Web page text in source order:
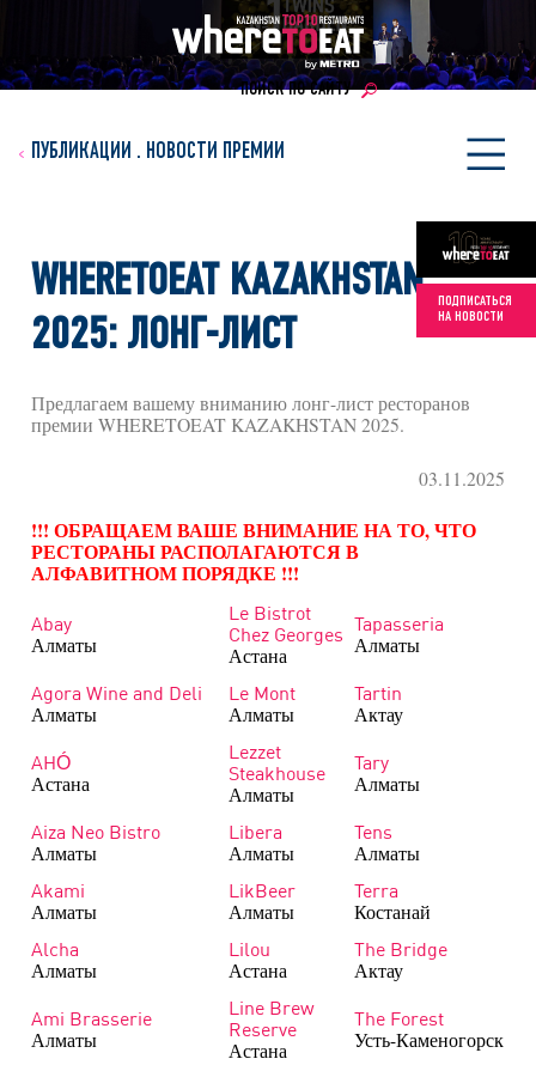
ПОИСК ПО САЙТУ
ПОДПИСАТЬСЯ
НА НОВОСТИ
ПУБЛИКАЦИИ . НОВОСТИ ПРЕМИИ
WHERETOEAT KAZAKHSTAN
2025: ЛОНГ-ЛИСТ
Предлагаем вашему вниманию лонг-лист ресторанов
премии WHERETOEAT KAZAKHSTAN 2025.
03.11.2025
!!! ОБРАЩАЕМ ВАШЕ ВНИМАНИЕ НА ТО, ЧТО
РЕСТОРАНЫ РАСПОЛАГАЮТСЯ В
АЛФАВИТНОМ ПОРЯДКЕ !!!
Abay
Алматы
Le Bistrot
Chez Georges
Астана
Tapasseria
Алматы
Agora Wine and Deli
Алматы
Le Mont
Алматы
Tartin
Актау
AHÓ
Астана
Lezzet
Steakhouse
Алматы
Tary
Алматы
Aiza Neo Bistro
Алматы
Libera
Алматы
Tens
Алматы
Akami
Алматы
LikBeer
Алматы
Terra
Костанай
Alcha
Алматы
Lilou
Астана
The Bridge
Актау
Ami Brasserie
Алматы
Line Brew
Reserve
Астана
The Forest
Усть-Каменогорск